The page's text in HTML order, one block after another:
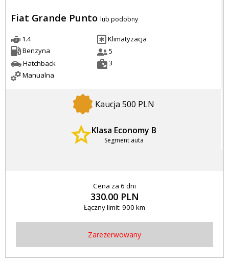
Fiat Grande Punto lub podobny
1.4
Benzyna
Hatchback
Manualna
Klimatyzacja
5
3
Kaucja 500 PLN
Klasa Economy B
Segment auta
Cena za 6 dni
330.00 PLN
Łączny limit: 900 km
Zarezerwowany